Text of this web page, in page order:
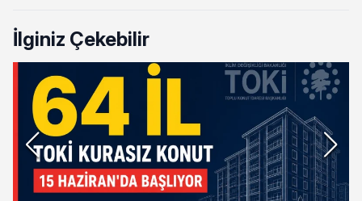
İlginiz Çekebilir